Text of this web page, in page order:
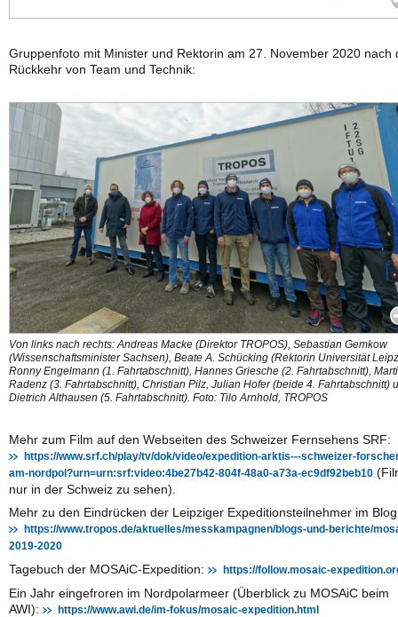
Gruppenfoto mit Minister und Rektorin am 27. November 2020 nach
Rückkehr von Team und Technik:
Von links nach rechts: Andreas Macke (Direktor TROPOS), Sebastian Gemkow
(Wissenschaftsminister Sachsen), Beate A. Schücking (Rektorin Universität
Ronny Engelmann (1. Fahrtabschnitt), Hannes Griesche (2. Fahrtabschnitt),
Radenz (3. Fahrtabschnitt), Christian Pilz, Julian Hofer (beide 4. Fahrtabschnitt)
Dietrich Althausen (5. Fahrtabschnitt). Foto: Tilo Arnhold, TROPOS
Mehr zum Film auf den Webseiten des Schweizer Fernsehens SRF:
https://www.srf.ch/play/tv/dok/video/expedition-arktis---schweizer-
am-nordpol?urn=urn:srf:video:4be27b42-804f-48a0-a73a-ec9df92beb10
nur in der Schweiz zu sehen).
Mehr zu den Eindrücken der Leipziger Expeditionsteilnehmer im
https://www.tropos.de/aktuelles/messkampagnen/blogs-und-berichte/
2019-2020
Tagebuch der MOSAiC-Expedition: https://follow.mosaic-
Ein Jahr eingefroren im Nordpolarmeer (Überblick zu MOSAiC beim
AWI):
https://www.awi.de/im-fokus/mosaic-expedition.html